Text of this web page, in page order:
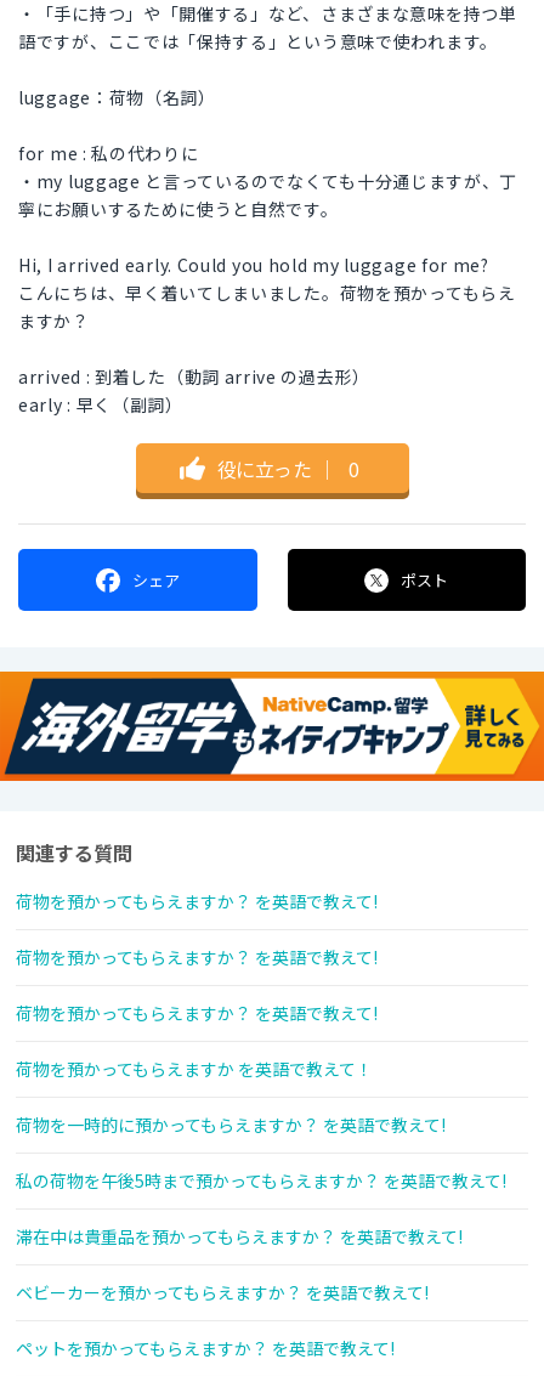
・「手に持つ」や「開催する」など、さまざまな意味を持つ単
語ですが、ここでは「保持する」という意味で使われます。
luggage：荷物（名詞）
for me : 私の代わりに
・my luggage と言っているのでなくても十分通じますが、丁
寧にお願いするために使うと自然です。
Hi, I arrived early. Could you hold my luggage for me?
こんにちは、早く着いてしまいました。荷物を預かってもらえ
ますか？
arrived : 到着した（動詞 arrive の過去形）
early : 早く（副詞）
役に立った ｜ 0
シェア ポスト
関連する質問
荷物を預かってもらえますか？ を英語で教えて!
荷物を預かってもらえますか？ を英語で教えて!
荷物を預かってもらえますか？ を英語で教えて!
荷物を預かってもらえますか を英語で教えて！
荷物を一時的に預かってもらえますか？ を英語で教えて!
私の荷物を午後5時まで預かってもらえますか？ を英語で教えて!
滞在中は貴重品を預かってもらえますか？ を英語で教えて!
ベビーカーを預かってもらえますか？ を英語で教えて!
ペットを預かってもらえますか？ を英語で教えて!